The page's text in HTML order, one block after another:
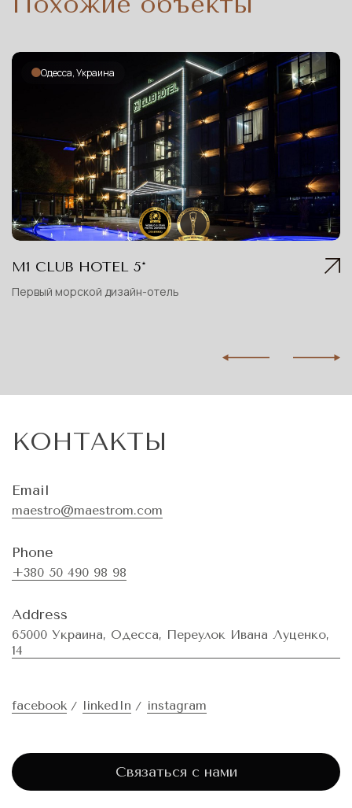
Одесса, Украина
М1 CLUB HOTEL 5*
Первый морской дизайн-отель
КОНТАКТЫ
Email
maestro@maestrom.com
Phone
+380 50 490 98 98
Address
65000 Украина, Одесса, Переулок Ивана Луценко,
14
facebook linkedIn instagram
Связаться с нами